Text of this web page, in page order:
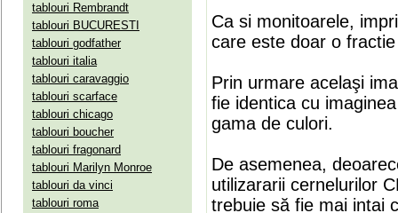
tablouri Rembrandt
tablouri BUCURESTI
tablouri godfather
tablouri italia
tablouri caravaggio
tablouri scarface
tablouri chicago
tablouri boucher
tablouri fragonard
tablouri Marilyn Monroe
tablouri da vinci
tablouri roma
Ca si monitoarele,
care este doar o
Prin urmare acelaşi
fie identica cu
gama de culori.
De asemenea,
utilizararii cernelurilor
trebuie să fie mai intai